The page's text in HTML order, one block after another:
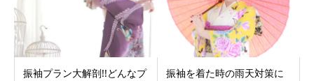
振袖プラン大解剖!!どんなプ
振袖を着た時の雨天対策に